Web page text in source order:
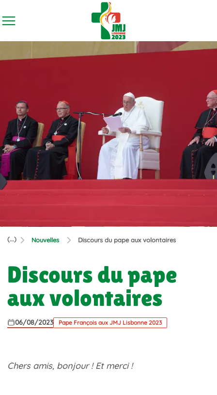
(...) Nouvelles Discours du pape aux volontaires
Discours du pape
aux volontaires
06/08/2023 Pape François aux JMJ Lisbonne 2023
Chers amis, bonjour ! Et merci !